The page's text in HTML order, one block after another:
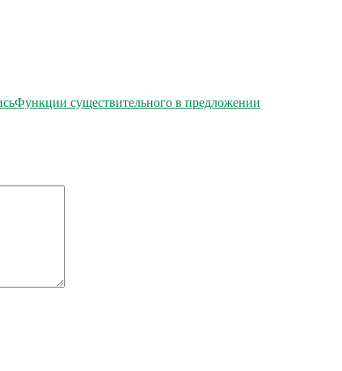
Функции существительного в предложении